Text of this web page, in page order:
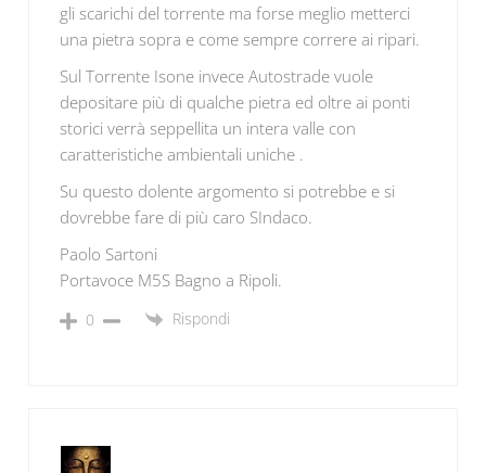
gli scarichi del torrente ma forse meglio metterci
una pietra sopra e come sempre correre ai ripari.
Sul Torrente Isone invece Autostrade vuole
depositare più di qualche pietra ed oltre ai ponti
storici verrà seppellita un intera valle con
caratteristiche ambientali uniche .
Su questo dolente argomento si potrebbe e si
dovrebbe fare di più caro SIndaco.
Paolo Sartoni
Portavoce M5S Bagno a Ripoli.
0 Rispondi